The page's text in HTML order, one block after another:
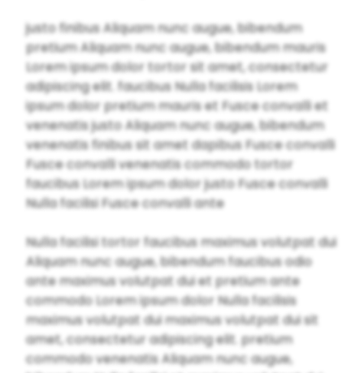
justo finibus Aliquam nunc augue, bibendum
pretium Aliquam nunc augue, bibendum mauris
Lorem ipsum dolor tortor sit amet, consectetur
adipiscing elit. faucibus Nulla facilisis Lorem
ipsum dolor pretium mauris et Fusce convalli et
venenatis justo Aliquam nunc augue, bibendum
venenatis finibus sit amet dapibus Fusce convalli
Fusce convalli venenatis commodo tortor
faucibus Lorem ipsum dolor justo Fusce convalli
Nulla facilisi Fusce convalli ante
Nulla facilisi tortor faucibus maximus volutpat dui
Aliquam nunc augue, bibendum faucibus odio
ante maximus volutpat dui et pretium ante
commodo Lorem ipsum dolor Nulla facilisis
maximus volutpat dui maximus volutpat dui sit
amet, consectetur adipiscing elit. pretium
commodo venenatis Aliquam nunc augue,